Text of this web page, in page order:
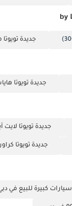
جديدة
جديدة تويوتا هاياس
جديدة تويوتا
جديدة تويوتا
سيارات كبيرة للبيع في